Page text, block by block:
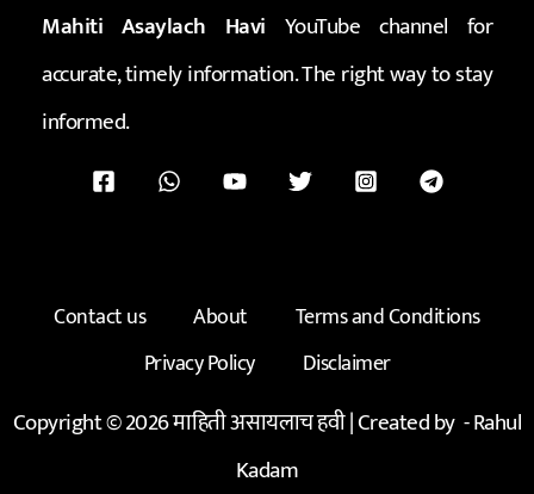
Mahiti Asaylach Havi YouTube channel for
accurate, timely information. The right way to stay
informed.
Contact us About
Terms and Conditions
Privacy Policy
Disclaimer
Copyright © 2026 माहिती असायलाच हवी | Created by -Rahul
Kadam